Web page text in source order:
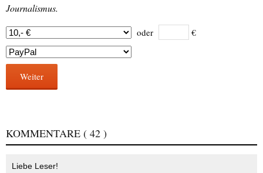
Journalismus.
oder €
Weiter
KOMMENTARE ( 42 )
Liebe Leser!